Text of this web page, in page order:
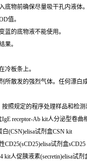
底物前确保尽量吸干孔内液体
值。
蓝的底物液不能使用。
果。
冷板条上。
所散发的强烈气体。任何漂白
照规定的程序处理样品和检测
receptor-Ab kit人分泌型卷曲
(CSN)elisa试剂盒CSN kit
试剂盒sCD25
人促胰液素(secretin)elisa试剂